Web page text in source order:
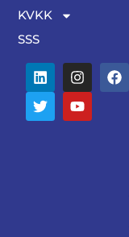
KVKK
SSS